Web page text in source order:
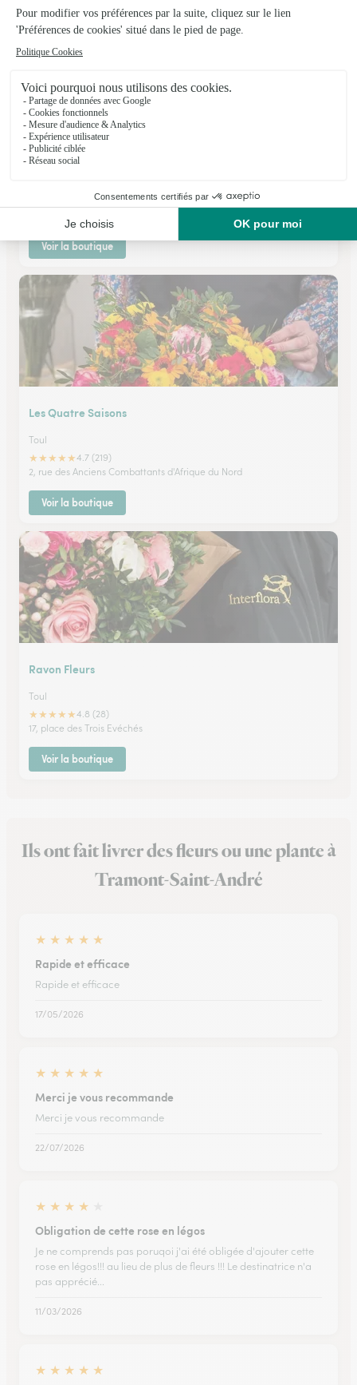
Florival
4.6 (74)
Voir la boutique
Les Quatre Saisons
Toul
★★★★★4.7 (219)
2, rue des Anciens Combattants d'Afrique du Nord
Voir la boutique
Ravon Fleurs
Toul
★★★★★4.8 (28)
17, place des Trois Evéchés
Voir la boutique
Ils ont fait livrer des fleurs ou une plante à
Tramont-Saint-André
★ ★ ★ ★ ★
Rapide et efficace
Rapide et efficace
17/05/2026
★ ★ ★ ★ ★
Merci je vous recommande
Merci je vous recommande
22/07/2026
★ ★ ★ ★
Obligation de cette rose en légos
Je ne comprends pas poruqoi j'ai été obligée d'ajouter cette
rose en légos!!! au lieu de plus de fleurs !!! Le destinatrice n'a
pas apprécié...
11/03/2026
★ ★ ★ ★ ★